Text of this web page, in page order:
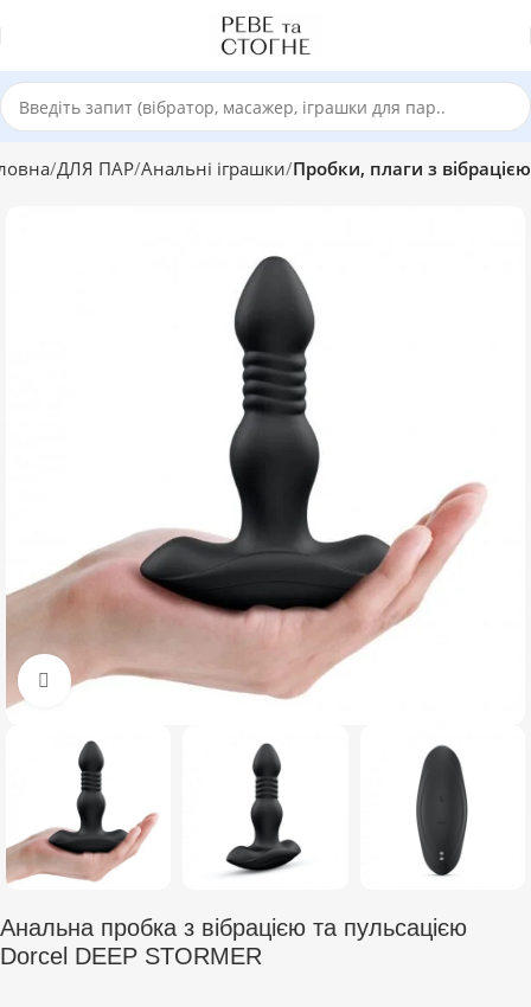
ДЛЯ ПАР Анальні іграшки Пробки, плаги з вібрацією
Click to enlarge
Анальна пробка з вібрацією та пульсацією
Dorcel DEEP STORMER